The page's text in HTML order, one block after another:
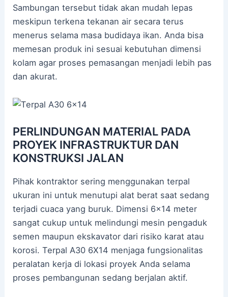
Sambungan tersebut tidak akan mudah lepas
meskipun terkena tekanan air secara terus
menerus selama masa budidaya ikan. Anda bisa
memesan produk ini sesuai kebutuhan dimensi
kolam agar proses pemasangan menjadi lebih pas
dan akurat.
PERLINDUNGAN MATERIAL PADA
PROYEK INFRASTRUKTUR DAN
KONSTRUKSI JALAN
Pihak kontraktor sering menggunakan terpal
ukuran ini untuk menutupi alat berat saat sedang
terjadi cuaca yang buruk. Dimensi 6×14 meter
sangat cukup untuk melindungi mesin pengaduk
semen maupun ekskavator dari risiko karat atau
korosi. Terpal A30 6X14 menjaga fungsionalitas
peralatan kerja di lokasi proyek Anda selama
proses pembangunan sedang berjalan aktif.